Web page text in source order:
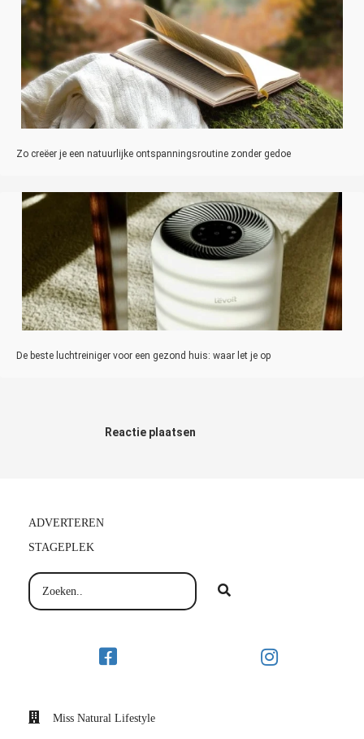
Zo creëer je een natuurlijke ontspanningsroutine zonder gedoe
De beste luchtreiniger voor een gezond huis: waar let je op
Reactie plaatsen
ADVERTEREN
STAGEPLEK
Miss Natural Lifestyle